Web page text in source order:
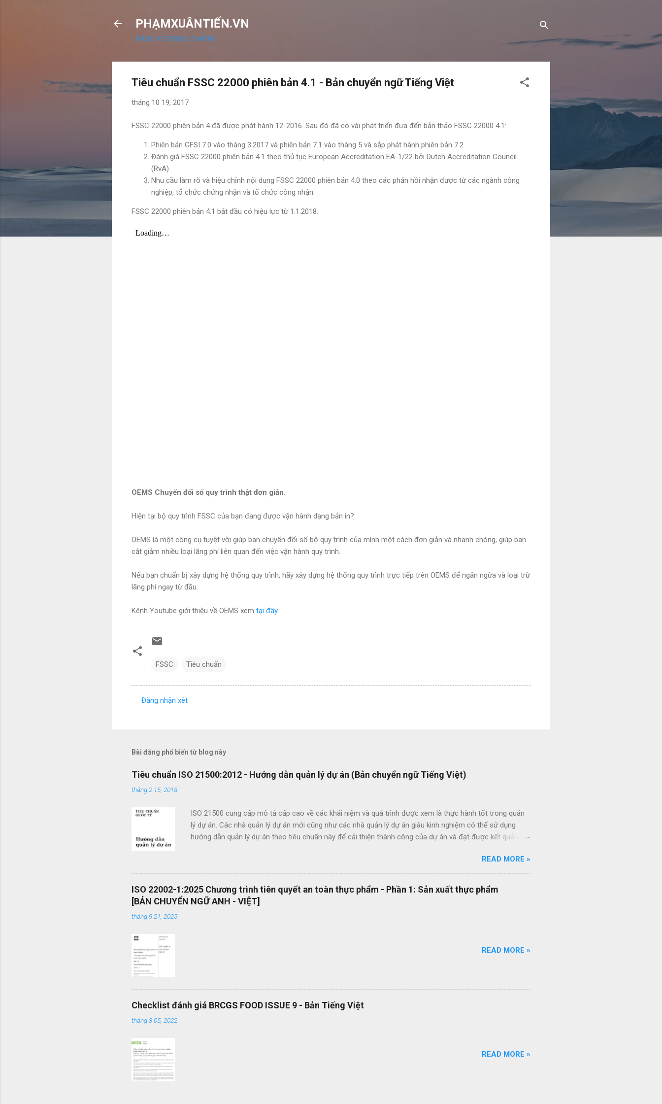
PHẠMXUÂNTIẾN.VN
ĐĂNG KÝ OEMS CHATAI
Tiêu chuẩn FSSC 22000 phiên bản 4.1 - Bản chuyển ngữ Tiếng Việt
tháng 10 19, 2017
FSSC 22000 phiên bản 4 đã được phát hành 12-2016. Sau đó đã có vài phát triển đưa đến bản thảo FSSC 22000 4.1:
Phiên bản GFSI 7.0 vào tháng 3.2017 và phiên bản 7.1 vào tháng 5 và sắp phát hành phiên bản 7.2
Đánh giá FSSC 22000 phiên bản 4.1 theo thủ tục European Accreditation EA-1/22 bởi Dutch Accreditation Council
(RvA)
Nhu cầu làm rõ và hiệu chỉnh nội dung FSSC 22000 phiên bản 4.0 theo các phản hồi nhận được từ các ngành công
nghiệp, tổ chức chứng nhận và tổ chức công nhận.
FSSC 22000 phiên bản 4.1 bắt đầu có hiệu lực từ 1.1.2018.
OEMS Chuyển đổi số quy trình thật đơn giản.
Hiện tại bộ quy trình FSSC của bạn đang được vận hành dạng bản in?
OEMS là một công cụ tuyệt vời giúp bạn chuyển đổi số bộ quy trình của mình một cách đơn giản và nhanh chóng, giúp bạn
cắt giảm nhiều loại lãng phí liên quan đến việc vận hành quy trình.
Nếu bạn chuẩn bị xây dựng hệ thống quy trình, hãy xây dựng hệ thống quy trình trực tiếp trên OEMS để ngăn ngừa và loại trừ
lãng phí ngay từ đầu.
Kênh Youtube giới thiệu về OEMS xem tại đây.
FSSC Tiêu chuẩn
n
é
t
Đăng nhận xét
Bài đăng phổ biến từ blog này
Tiêu chuẩn ISO 21500:2012 - Hướng dẫn quản lý dự án (Bản chuyển ngữ Tiếng Việt)
tháng 2 15, 2018
ISO 21500 cung cấp mô tả cấp cao về các khái niệm và quá trình được xem là thực hành tốt trong quản
lý dự án. Các nhà quản lý dự án mới cũng như các nhà quản lý dự án giàu kinh nghiệm có thể sử dụng
hướng dẫn quản lý dự án theo tiêu chuẩn này để cải thiện thành công của dự án và đạt được kết quả kinh
các tổ chức nhằm nâng cao chất lượng dự án Tạo thuận lợi cho quá trình đấu thầu hiệu quả thông qua
việc sử dụng thuật ngữ quản lý dự án một cách nhất quán Cho phép sự linh hoạt của nhân viên quản lý dự
án và khả năng làm việc trong các dự án quốc tế Cung cấp các nguyên tắc và quy trình quản lý dự án
mang tính phổ quát OEMS Chuyển đổi số quy trình thật đơn giản. Hiện tại bộ quy trình ISO của bạn đang
được vận hành dạng bản in? OEMS là một công cụ tuyệt vời giúp bạn chuyển đổi số bộ quy trình của
READ MORE »
ISO 22002-1:2025 Chương trình tiên quyết an toàn thực phẩm - Phần 1: Sản xuất thực phẩm
[BẢN CHUYỂN NGỮ ANH - VIỆT]
tháng 9 21, 2025
READ MORE »
Checklist đánh giá BRCGS FOOD ISSUE 9 - Bản Tiếng Việt
tháng 8 05, 2022
READ MORE »